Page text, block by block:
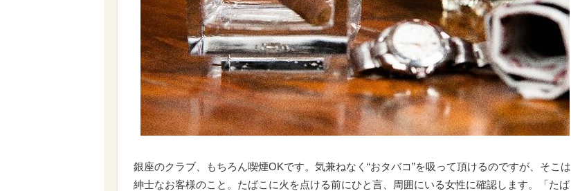
銀座のクラブ、もちろん喫煙OKです。気兼ねなく“おタバコ”を吸って頂けるのですが、そこは
紳士なお客様のこと。たばこに火を点ける前にひと言、周囲にいる女性に確認します。「たば